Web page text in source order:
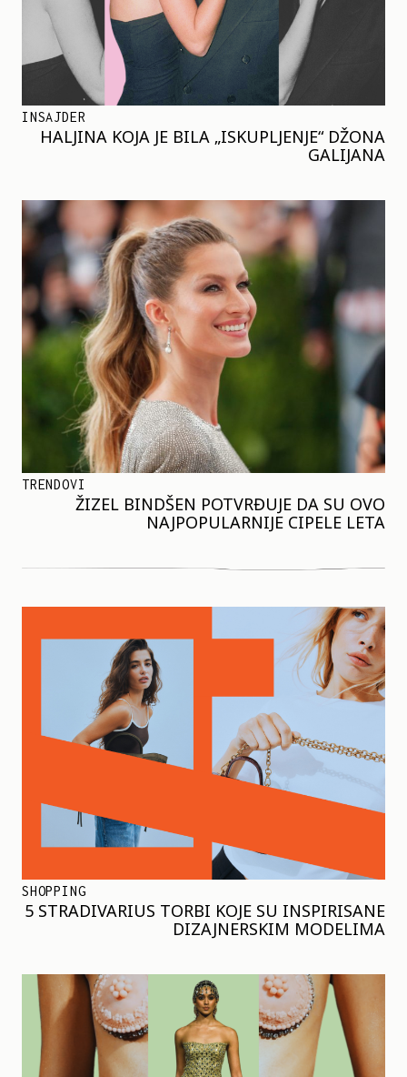
INSAJDER
HALJINA KOJA JE BILA „ISKUPLJENJE“ DŽONA
GALIJANA
TRENDOVI
ŽIZEL BINDŠEN POTVRĐUJE DA SU OVO
NAJPOPULARNIJE CIPELE LETA
SHOPPING
5 STRADIVARIUS TORBI KOJE SU INSPIRISANE
DIZAJNERSKIM MODELIMA